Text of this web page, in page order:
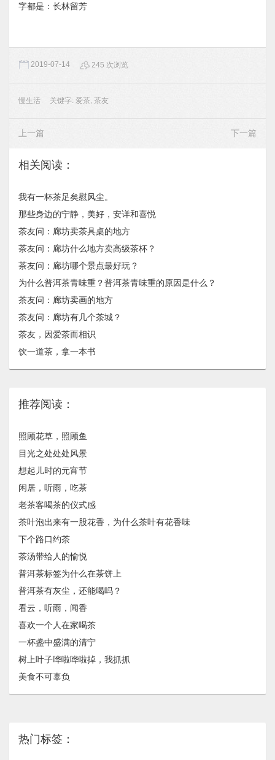
字都是：长林留芳
2019-07-14 245 次浏览
慢生活 关键字: 爱茶 茶友
上一篇 下一篇
相关阅读：
我有一杯茶足矣慰风尘。
那些身边的宁静，美好，安详和喜悦
茶友问：廊坊卖茶具桌的地方
茶友问：廊坊什么地方卖高级茶杯？
茶友问：廊坊哪个景点最好玩？
为什么普洱茶青味重？普洱茶青味重的原因是什么？
茶友问：廊坊卖画的地方
茶友问：廊坊有几个茶城？
茶友，因爱茶而相识
饮一道茶，拿一本书
推荐阅读：
照顾花草，照顾鱼
目光之处处处风景
想起儿时的元宵节
闲居，听雨，吃茶
老茶客喝茶的仪式感
茶叶泡出来有一股花香，为什么茶叶有花香味
下个路口约茶
茶汤带给人的愉悦
普洱茶标签为什么在茶饼上
普洱茶有灰尘，还能喝吗？
看云，听雨，闻香
喜欢一个人在家喝茶
一杯盏中盛满的清宁
树上叶子哗啦哗啦掉，我抓抓
美食不可辜负
热门标签：